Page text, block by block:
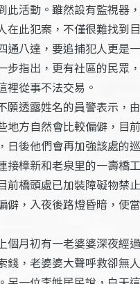
此活動。雖然設有監視器
在此犯案，不僅很難找到
通八達，要追捕犯人更是
步指出，更有社區的民眾
裡從事不法交易。
願透露姓名的員警表示，
地方自然會比較偏僻，目
日後他們會再加強該處的
接樟新和老泉里的一壽橋
前橋頭處已加裝障礙物禁
僻，入夜後路燈昏暗，使
個月初有一老婆婆深夜經
錢，老婆婆大聲呼救卻無